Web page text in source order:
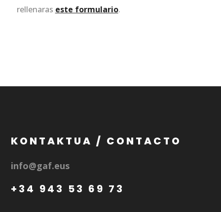
rellenaras este formulario.
KONTAKTUA / CONTACTO
info@gaf.eus
+34 943 53 69 73